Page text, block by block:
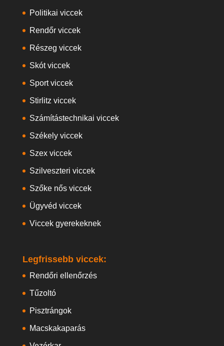
Politikai viccek
Rendőr viccek
Részeg viccek
Skót viccek
Sport viccek
Stirlitz viccek
Számítástechnikai viccek
Székely viccek
Szex viccek
Szilveszteri viccek
Szőke nős viccek
Ügyvéd viccek
Viccek gyerekeknek
Legfrissebb viccek:
Rendőri ellenőrzés
Tűzoltó
Pisztrángok
Macskakaparás